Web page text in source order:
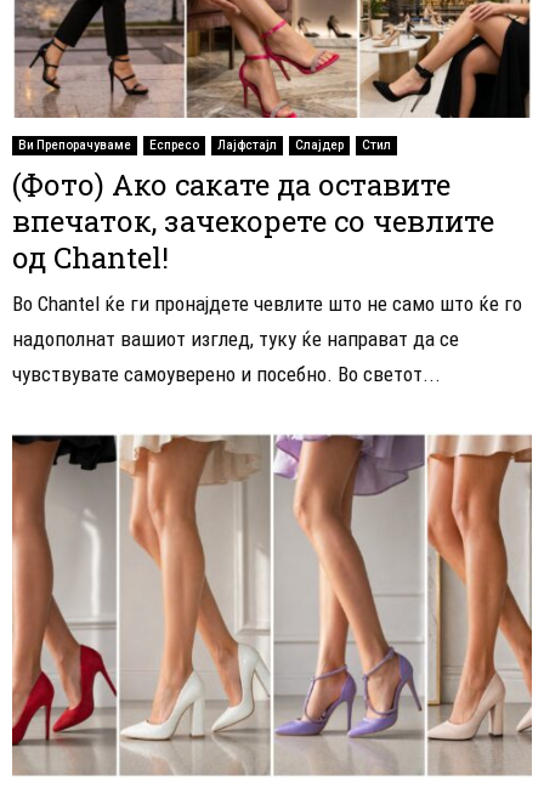
Ви Препорачуваме Еспресо Лајфстајл Слајдер Стил
(Фото) Ако сакате да оставите
впечаток, зачекорете со чевлите
од Chantel!
Во Chantel ќе ги пронајдете чевлите што не само што ќе го
надополнат вашиот изглед, туку ќе направат да се
чувствувате самоуверено и посебно. Во светот...